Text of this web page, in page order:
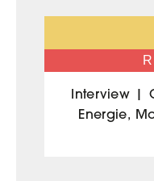
Interview |
Energie,